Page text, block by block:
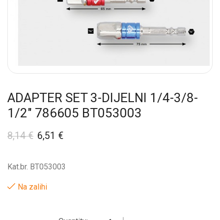
ADAPTER SET 3-DIJELNI 1/4-3/8-
1/2″ 786605 BT053003
8,14€ 6,51 €
Kat.br. BT053003
Na zalihi